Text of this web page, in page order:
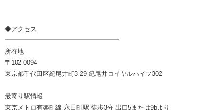
◆アクセス
━━━━━━━━━━━━━━━━━━
所在地
〒102-0094
東京都千代田区紀尾井町3-29 紀尾井ロイヤルハイツ302
最寄り駅情報
東京メトロ有楽町線 永田町駅 徒歩3分 出口5または9bより